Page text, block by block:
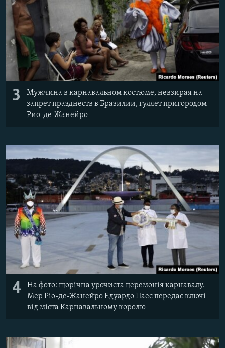
3
Мужчина в карнавальном костюме, невзирая на
запрет празднеств в Бразилии, гуляет пригородом
Рио-де-Жанейро
4
На фото: щорічна урочиста церемонія карнавалу.
Мер Ріо-де-Жанейро Едуардо Паес передає ключі
від міста Карнавальному королю